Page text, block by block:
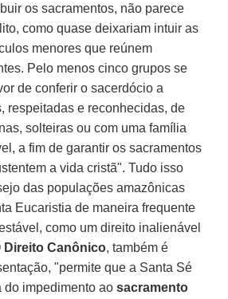
os sacramentos, não parece
como quase deixariam intuir as
menores que reúnem
Pelo menos cinco grupos se
de conferir o sacerdócio a
respeitadas e reconhecidas, de
solteiras ou com uma família
a fim de garantir os sacramentos
a vida cristã". Tudo isso
das populações amazônicas
Eucaristia de maneira frequente
como um direito inalienável
Direito Canônico, também é
"permite que a Santa Sé
do impedimento aosacramento